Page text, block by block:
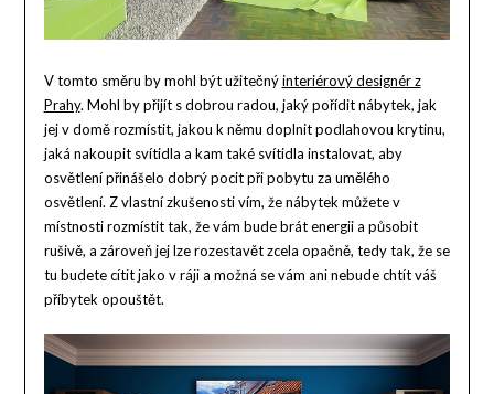
V tomto směru by mohl být užitečnýinteriérový designér z
Prahy. Mohl by přijít s dobrou radou, jaký pořídit nábytek, jak
jej v domě rozmístit, jakou k němu doplnit podlahovou krytinu,
jaká nakoupit svítidla a kam také svítidla instalovat, aby
osvětlení přinášelo dobrý pocit při pobytu za umělého
osvětlení. Z vlastní zkušenosti vím, že nábytek můžete v
místnosti rozmístit tak, že vám bude brát energii a působit
rušivě, a zároveň jej lze rozestavět zcela opačně, tedy tak, že se
tu budete cítit jako v ráji a možná se vám ani nebude chtít váš
příbytek opouštět.